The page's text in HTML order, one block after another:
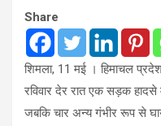
Share
शिमला, 11 मई । हिमाचल
रविवार देर रात एक सड़क
जबकि चार अन्य गंभीर रूप से